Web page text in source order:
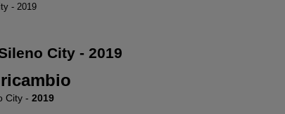
- 2019
City - 2019
City - 2019